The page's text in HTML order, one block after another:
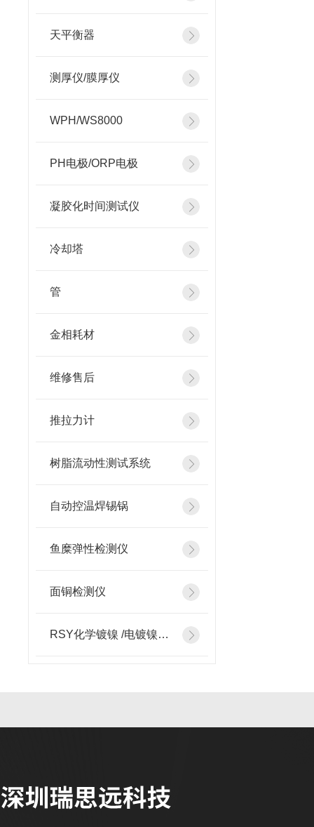
天平衡器
测厚仪/膜厚仪
WPH/WS8000
PH电极/ORP电极
凝胶化时间测试仪
冷却塔
管
金相耗材
维修售后
推拉力计
树脂流动性测试系统
自动控温焊锡锅
鱼糜弹性检测仪
面铜检测仪
RSY化学镀镍 /电镀镍检测添加设备